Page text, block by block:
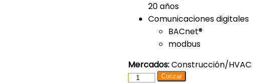
20 años
Comunicaciones digitales
BACnet®
modbus
Mercados:Construcción/HVAC
DetectorCotizar